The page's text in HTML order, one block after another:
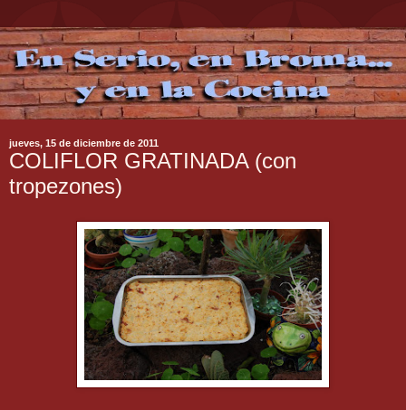
jueves, 15 de diciembre de 2011
COLIFLOR GRATINADA (con
tropezones)